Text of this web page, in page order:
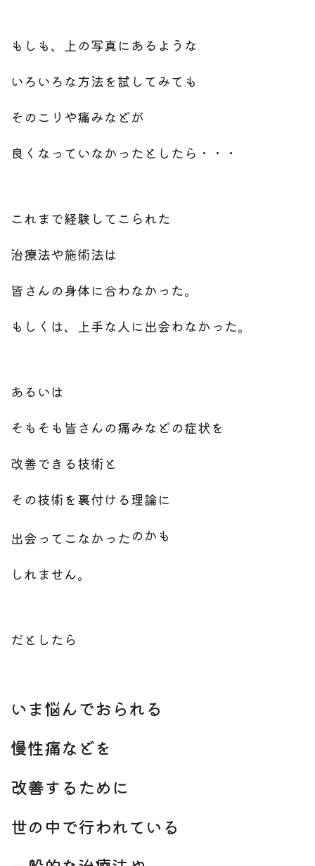
もしも、上の写真にあるような
いろいろな方法を試してみても
そのこりや痛みなどが
良くなっていなかったとしたら・・・
これまで経験してこられた
治療法や施術法は
皆さんの身体に合わなかった。
もしくは、上手な人に出会わなかった。
あるいは
そもそも皆さんの痛みなどの症状を
改善できる技術と
その技術を裏付ける理論に
出会ってこなかったのかも
しれません。
だとしたら
いま悩んでおられる
慢性痛などを
改善するために
世の中で行われている